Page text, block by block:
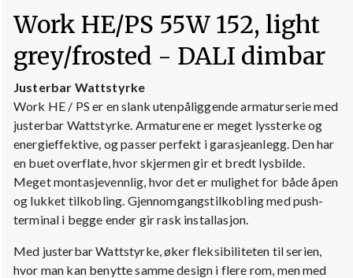
Work HE/PS 55W 152, light
grey/frosted - DALI dimbar
Justerbar Wattstyrke
Work HE / PS er en slank utenpåliggende armaturserie med
justerbar Wattstyrke. Armaturene er meget lyssterke og
energieffektive, og passer perfekt i garasjeanlegg. Den har
en buet overflate, hvor skjermen gir et bredt lysbilde.
Meget montasjevennlig, hvor det er mulighet for både åpen
og lukket tilkobling. Gjennomgangstilkobling med push-
terminal i begge ender gir rask installasjon.
Med justerbar Wattstyrke, øker fleksibiliteten til serien,
hvor man kan benytte samme design i flere rom, men med